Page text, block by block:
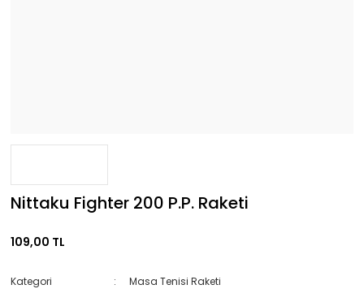
Nittaku Fighter 200 P.P. Raketi
109,00 TL
Kategori
Masa Tenisi Raketi